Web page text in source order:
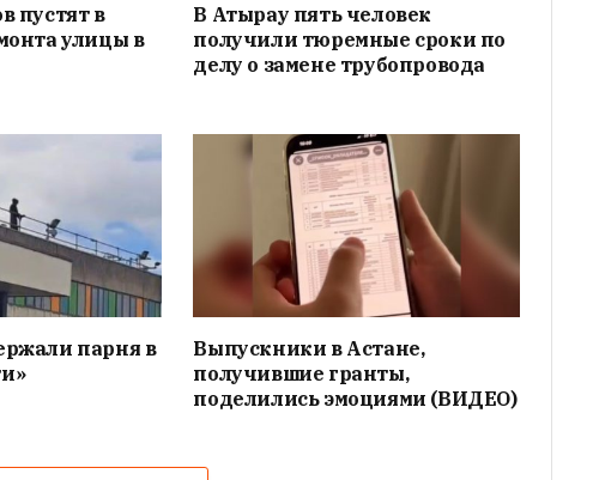
пустят в
улицы в
В Атырау пять человек
получили тюремные сроки по
делу о замене трубопровода
парня в
Выпускники в Астане,
получившие гранты,
поделились эмоциями (ВИДЕО)